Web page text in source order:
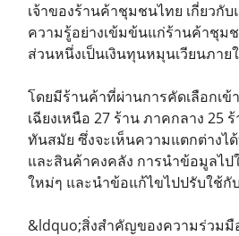
เจ้าของร้านค้าชุมชนไทย เกี่ยวกั
ความรู้อย่างเข้มข้นแก่ร้านค้าชุม
ส่วนหนึ่งเป็นเงินทุนหมุนเวียนภา
โดยมีร้านค้าที่ผ่านการคัดเลือกเ
เฉียงเหนือ 27 ร้าน ภาคกลาง
ทันสมัย ซึ่งจะเห็นความแตกต่างไ
และสินค้าคงคลัง การนำข้อมูลไป
ใหม่ๆ และนำข้อแก้ไขไปปรับใช้
&ldquo;สิ่งสำคัญของความร่วมมื